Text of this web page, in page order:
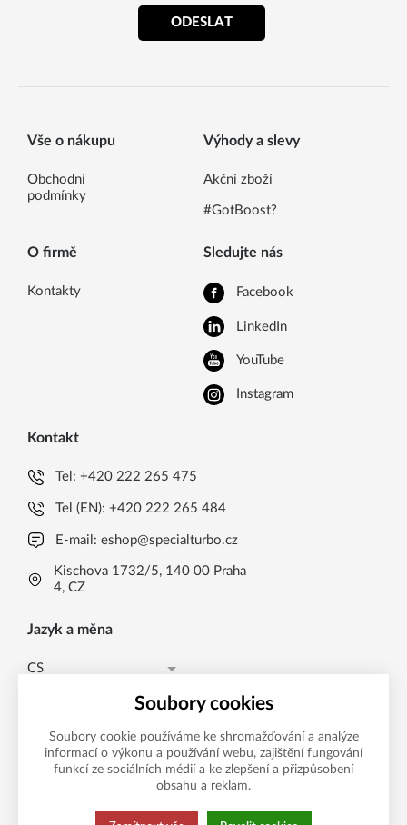
ODESLAT
Vše o nákupu
Obchodní
podmínky
Výhody a slevy
Akční zboží
#GotBoost?
O firmě
Kontakty
Sledujte nás
Facebook
LinkedIn
YouTube
Instagram
Kontakt
Tel:+420 222 265 475
Tel (EN):+420 222 265 484
E-mail:eshop@specialturbo.cz
Kischova 1732/5, 140 00 Praha
4, CZ
Jazyk a měna
CS
EN
Česká koruna CZK (Kč)
Česká koruna CZK (Kč)
EUR (EUR)
Možnosti platby
Soubory cookies
Soubory cookie používáme ke shromažďování a analýze
informací o výkonu a používání webu, zajištění fungování
funkcí ze sociálních médií a ke zlepšení a přizpůsobení
obsahu a reklam.